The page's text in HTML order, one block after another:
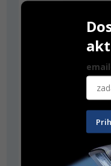
Plastic Filling
Goldstein XTS